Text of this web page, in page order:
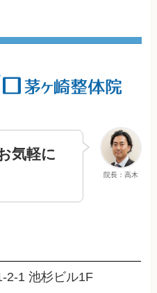
院長：高木
気軽に
2-1 池杉ビル1F